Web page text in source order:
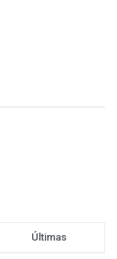
Últimas